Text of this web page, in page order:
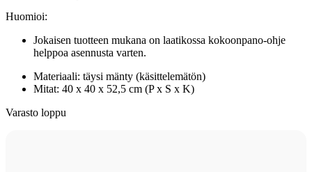
Huomioi:
Jokaisen tuotteen mukana on laatikossa kokoonpano-ohje
helppoa asennusta varten.
Materiaali: täysi mänty (käsittelemätön)
Mitat: 40 x 40 x 52,5 cm (P x S x K)
Varasto loppu